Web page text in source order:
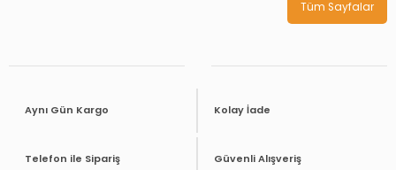
Tüm Sayfalar
Aynı Gün Kargo Kolay İade
Telefon ile Sipariş Güvenli Alışveriş